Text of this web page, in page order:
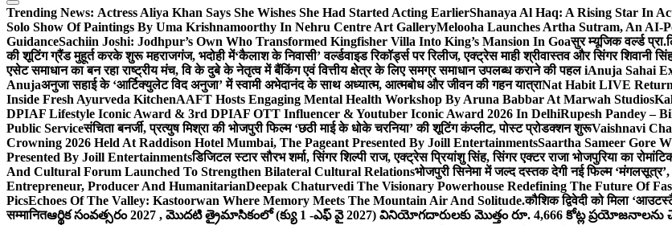
Trending News: Actress Aliya Khan Says She Wishes She Had Started Acting EarlierShanaya Al Haq: A Rising Star In
Solo Show Of Paintings By Uma Krishnamoorthy In Nehru Centre Art GalleryMelooha Launches Artha Sutram, An AI-
GuidanceSachiin Joshi: Jodhpur’s Own Who Transformed Kingfisher Villa Into King’s Mansion In Goaसुर म्यूजिक वर्ल्ड
की शूटिंग ग्रैंड मुहूर्त करके शुरू महराजगंज, भदोही में‘कैलाश के निवासी’ वर्ल्डवाइड रिकॉर्ड्स पर रिलीज, एक्ट्रेस माही श्रीवास्तव और सिंगर शिवानी
एसेट समाधान का बन रहा राष्ट्रीय मंच, वि के दुबे के नेतृत्व में बैंकिंग एवं वित्तीय क्षेत्र के लिए समग्र समाधान उपलब्ध कराने की पहल iAnuja Sahai
Anujaअनुजा सहाई के ‘आर्टिक्युलेट विद अनुजा’ में स्वामी अभेदानंद के साथ अध्यात्म, आत्मबोध और जीवन की गहन यात्राNat Habit LIVE
Inside Fresh Ayurveda KitchenAAFT Hosts Engaging Mental Health Workshop By Aruna Babbar At Marwah Studios
DPIAF Lifestyle Iconic Award & 3rd DPIAF OTT Influencer & Youtuber Iconic Award 2026 In DelhiRupesh Pandey –
Public Serviceसंचिता बनर्जी, प्रत्युष मिश्रा की भोजपुरी फिल्म ‘छठी माई के धोके चरनिया’ की शूटिंग कंप्लीट, पोस्ट प्रोडक्शन शुरूVaishnavi
Crowning 2026 Held At Raddison Hotel Mumbai, The Pageant Presented By Joill EntertainmentsSaartha Sameer Gore
Presented By Joill Entertainmentsडिजिटल स्टार सौरभ शर्मा, सिंगर शिल्पी राज, एक्ट्रेस प्रियांशु सिंह, सिंगर एक्टर राजा भोजपुरिया का
And Cultural Forum Launched To Strengthen Bilateral Cultural Relationsभोजपुरी सिनेमा में जल्द दस्तक देगी नई फिल्म ‘मंगलसूत्र’,
Entrepreneur, Producer And HumanitarianDeepak Chaturvedi The Visionary Powerhouse Redefining The Future Of
PicsEchoes Of The Valley: Kastoorwan Where Memory Meets The Mountain Air And Solitude.कौशिक द्विवेदी को मिला
सम्मानितఆర్థిక సంవత్సరం 2027 , మొదటి త్రైమాసికంలో (క్యు 1 -ఎఫ్ వై 2027) వినియోగదారులకు మొత్తం రూ. 4,666 కోట్ల ప్రయోజనాలను